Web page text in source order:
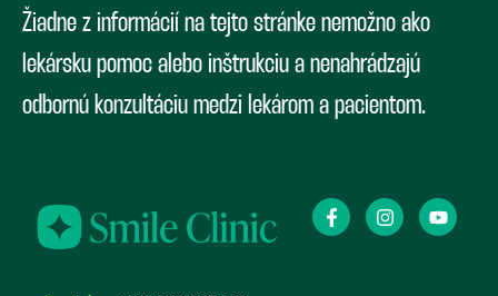
Žiadne z informácií na tejto stránke nemožno ako
lekársku pomoc alebo inštrukciu a nenahrádzajú
odbornú konzultáciu medzi lekárom a pacientom.